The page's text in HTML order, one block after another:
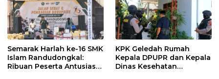
Semarak Harlah ke-16 SMK
Islam Randudongkal:
Ribuan Peserta Antusias
KPK Geledah Rumah
Kepala DPUPR dan Kepala
Dinas Kesehatan